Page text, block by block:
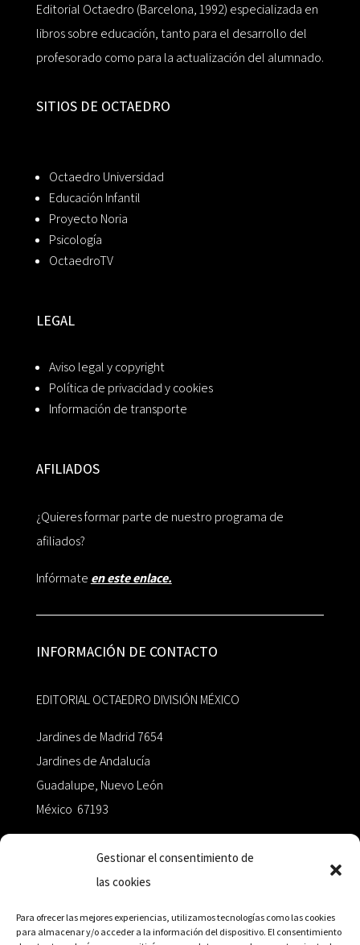
Gestionar el consentimiento de
las cookies
Para ofrecer las mejores experiencias, utilizamos tecnologías como las cookies
para almacenar y/o acceder a la información del dispositivo. El consentimiento
Editorial Octaedro (Barcelona, 1992) especializada en
libros sobre educación, tanto para el desarrollo del
profesorado como para la actualización del alumnado.
SITIOS DE OCTAEDRO
Octaedro Universidad
Educación Infantil
Proyecto Noria
Psicología
OctaedroTV
LEGAL
Aviso legal y copyright
Política de privacidad y cookies
Información de transporte
AFILIADOS
¿Quieres formar parte de nuestro programa de
afiliados?
Infórmate en este enlace.
INFORMACIÓN DE CONTACTO
EDITORIAL OCTAEDRO DIVISIÓN MÉXICO
Jardines de Madrid 7654
Jardines de Andalucía
Guadalupe, Nuevo León
México 67193
+52 811.499.5638